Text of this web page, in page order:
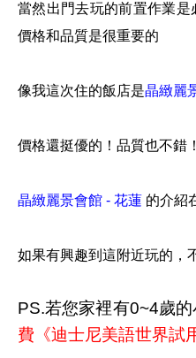
當然出門去玩的前置作業
價格和品質是很重要的
像我這次住的飯店是晶緻麗
價格還挺優的！品質也不錯
晶緻麗景會館 - 花蓮 的介紹
如果有興趣到這附近玩的，
PS.若您家裡有0~4歲
費《迪士尼美語世界試